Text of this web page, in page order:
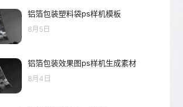
铝箔包装塑料袋ps样机模板
8月5日
铝箔包装效果图ps样机生成素材
8月4日